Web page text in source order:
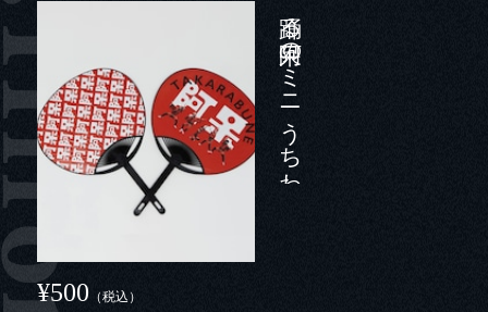
踊る阿呆のミニうちわ
¥500 （税込）